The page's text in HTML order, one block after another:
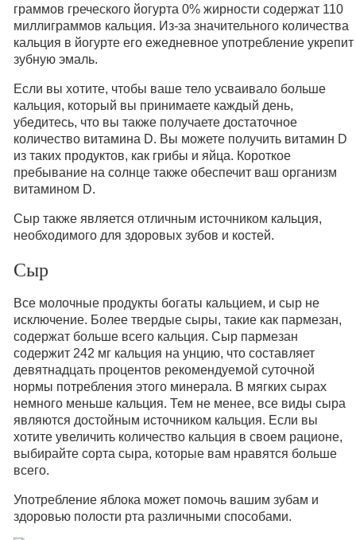
граммов греческого йогурта 0% жирности содержат 110
миллиграммов кальция. Из-за значительного количества
кальция в йогурте его ежедневное употребление укрепит
зубную эмаль.
Если вы хотите, чтобы ваше тело усваивало больше
кальция, который вы принимаете каждый день,
убедитесь, что вы также получаете достаточное
количество витамина D. Вы можете получить витамин D
из таких продуктов, как грибы и яйца. Короткое
пребывание на солнце также обеспечит ваш организм
витамином D.
Сыр также является отличным источником кальция,
необходимого для здоровых зубов и костей.
Сыр
Все молочные продукты богаты кальцием, и сыр не
исключение. Более твердые сыры, такие как пармезан,
содержат больше всего кальция. Сыр пармезан
содержит 242 мг кальция на унцию, что составляет
девятнадцать процентов рекомендуемой суточной
нормы потребления этого минерала. В мягких сырах
немного меньше кальция. Тем не менее, все виды сыра
являются достойным источником кальция. Если вы
хотите увеличить количество кальция в своем рационе,
выбирайте сорта сыра, которые вам нравятся больше
всего.
Употребление яблока может помочь вашим зубам и
здоровью полости рта различными способами.